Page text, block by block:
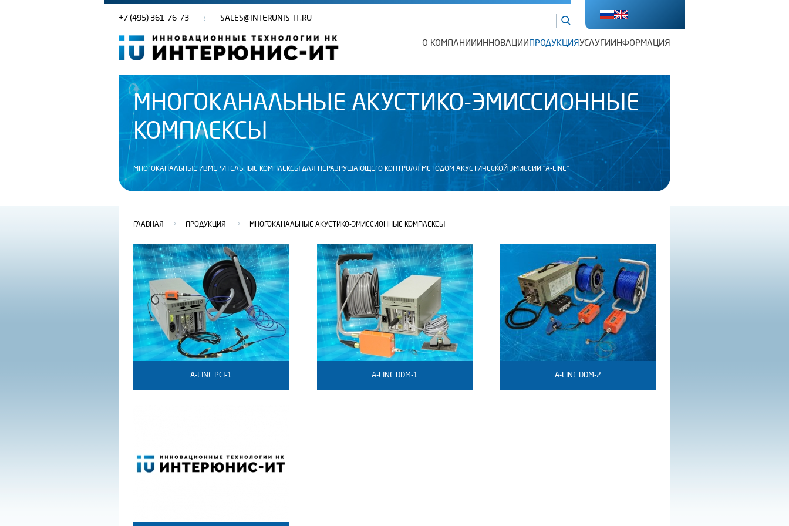
+7 (495) 361-76-73 SALES@INTERUNIS-IT.RU
О КОМПАНИИ ИННОВАЦИИПРОДУКЦИЯУСЛУГИ ИНФОРМАЦИЯ
МНОГОКАНАЛЬНЫЕ АКУСТИКО-ЭМИССИОННЫЕ
КОМПЛЕКСЫ
МНОГОКАНАЛЬНЫЕ ИЗМЕРИТЕЛЬНЫЕ КОМПЛЕКСЫ ДЛЯ НЕРАЗРУШАЮЩЕГО КОНТРОЛЯ МЕТОДОМ АКУСТИЧЕСКОЙ ЭМИССИИ "A-LINE"
ГЛАВНАЯ > ПРОДУКЦИЯ > МНОГОКАНАЛЬНЫЕ АКУСТИКО-ЭМИССИОННЫЕ КОМПЛЕКСЫ
A-LINE PCI-1 A-LINE DDM-1 A-LINE DDM-2